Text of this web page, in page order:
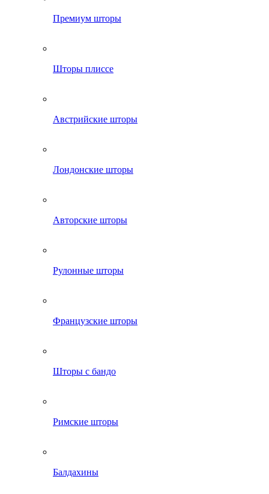
Премиум шторы
Шторы плиссе
Австрийские шторы
Лондонские шторы
Авторские шторы
Рулонные шторы
Французские шторы
Шторы с бандо
Римские шторы
Балдахины